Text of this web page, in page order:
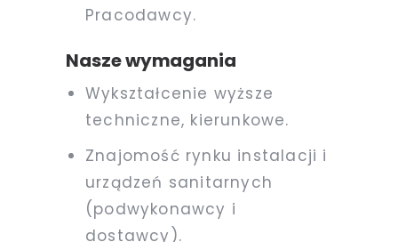
Pracodawcy.
Nasze wymagania
Wykształcenie wyższe
techniczne, kierunkowe.
Znajomość rynku instalacji i
urządzeń sanitarnych
(podwykonawcy i
dostawcy).